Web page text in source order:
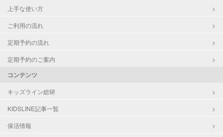
上手な使い方
ご利用の流れ
定期予約の流れ
定期予約のご案内
コンテンツ
キッズライン総研
KIDSLINE記事一覧
保活情報